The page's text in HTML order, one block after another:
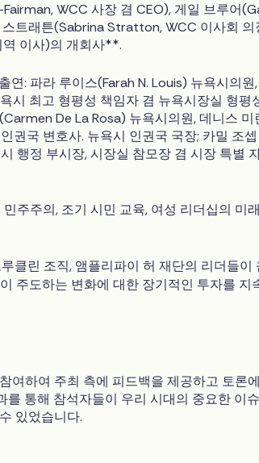
WCC 사장 겸 CEO), 게일 브루어
트래튼(Sabrina Stratton, WCC 이사회 의
역 이사)의 개회사**.
: 파라 루이스(Farah N. Louis) 뉴욕시의원
시 최고 형평성 책임자 겸 뉴욕시장실 형평
De La Rosa) 뉴욕시의원, 데니스 미
권국 변호사. 뉴욕시 인권국 국장; 카밀 조
행정 부시장, 시장실 참모장 겸 시장 특별
주주의, 조기 시민 교육, 여성 리더십의 미
클린 조직, 앰플리파이 허 재단의 리더들이
주도하는 변화에 대한 장기적인 투자를 지
여하여 주최 측에 피드백을 제공하고 토론
를 통해 참석자들이 우리 시대의 중요한 이
있었습니다.